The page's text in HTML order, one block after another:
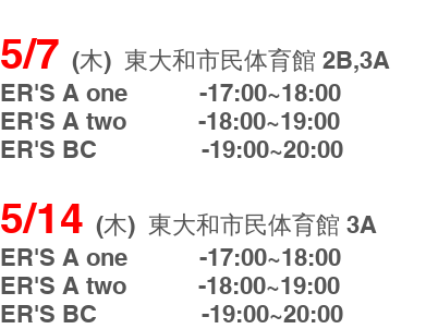
5/7 (木) 東大和市民体育館 2B,3A
ER'S A one -17:00~18:00
ER'S A two -18:00~19:00
ER'S BC -19:00~20:00
5/14 (木) 東大和市民体育館 3A
ER'S A one -17:00~18:00
ER'S A two -18:00~19:00
ER'S BC -19:00~20:00